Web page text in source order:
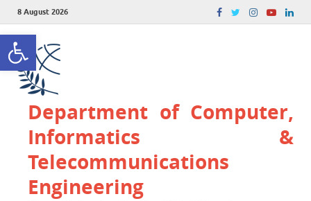
Open toolbar
8 August 2026
Department of Computer,
Informatics &
Telecommunications
Engineering